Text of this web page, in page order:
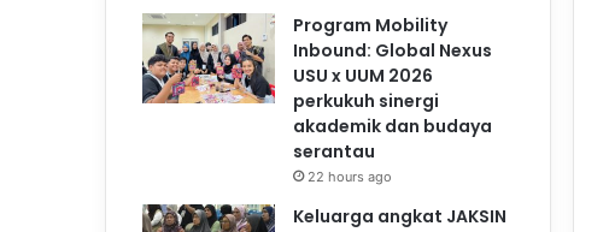
Program Mobility
Inbound: Global Nexus
USU x UUM 2026
perkukuh sinergi
akademik dan budaya
serantau
22 hours ago
Keluarga angkat JAKSIN